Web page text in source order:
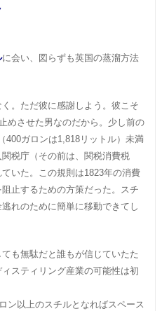
に会い、図らずも英国の蒸溜方法
。ただ彼に感謝しよう。彼こそ
めさせた男なのだから。少し前の
400ガロンは1,818リットル）未満
税庁（その前は、関税消費税
いた。この規則は1823年の消費
止するための方策だった。スチ
れのために簡単に移動できてし
も無駄だと誰もが信じていたた
スティリング産業の可能性は初
ン以上のスチルとなればスペース